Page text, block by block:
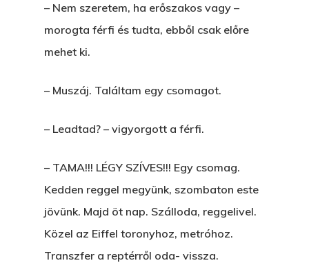
– Nem szeretem, ha erőszakos vagy –
morogta férfi és tudta, ebből csak előre
mehet ki.
– Muszáj. Találtam egy csomagot.
– Leadtad? – vigyorgott a férfi.
– TAMA!!! LÉGY SZÍVES!!! Egy csomag.
Kedden reggel megyünk, szombaton este
jövünk. Majd öt nap. Szálloda, reggelivel.
Közel az Eiffel toronyhoz, metróhoz.
Transzfer a reptérről oda- vissza.